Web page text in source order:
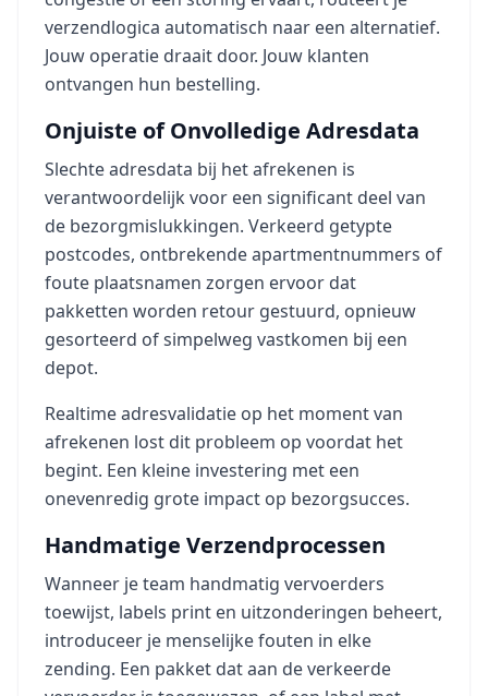
verzendlogica automatisch naar een alternatief.
Jouw operatie draait door. Jouw klanten
ontvangen hun bestelling.
Onjuiste of Onvolledige Adresdata
Slechte adresdata bij het afrekenen is
verantwoordelijk voor een significant deel van
de bezorgmislukkingen. Verkeerd getypte
postcodes, ontbrekende apartmentnummers of
foute plaatsnamen zorgen ervoor dat
pakketten worden retour gestuurd, opnieuw
gesorteerd of simpelweg vastkomen bij een
depot.
Realtime adresvalidatie op het moment van
afrekenen lost dit probleem op voordat het
begint. Een kleine investering met een
onevenredig grote impact op bezorgsucces.
Handmatige Verzendprocessen
Wanneer je team handmatig vervoerders
toewijst, labels print en uitzonderingen beheert,
introduceer je menselijke fouten in elke
zending. Een pakket dat aan de verkeerde